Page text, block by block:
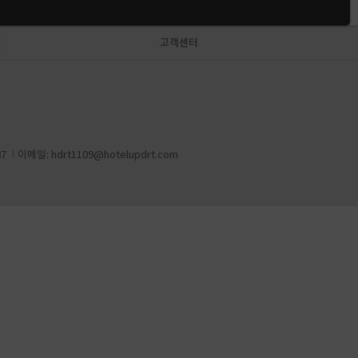
고객센터
이메일: hdrt1109@hotelupdrt.com